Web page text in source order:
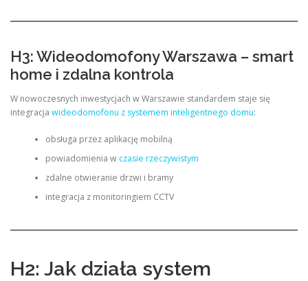
H3: Wideodomofony Warszawa – smart
home i zdalna kontrola
W nowoczesnych inwestycjach w Warszawie standardem staje się
integracja wideodomofonu z systemem inteligentnego domu:
obsługa przez aplikację mobilną
powiadomienia w czasie rzeczywistym
zdalne otwieranie drzwi i bramy
integracja z monitoringiem CCTV
H2: Jak działa system